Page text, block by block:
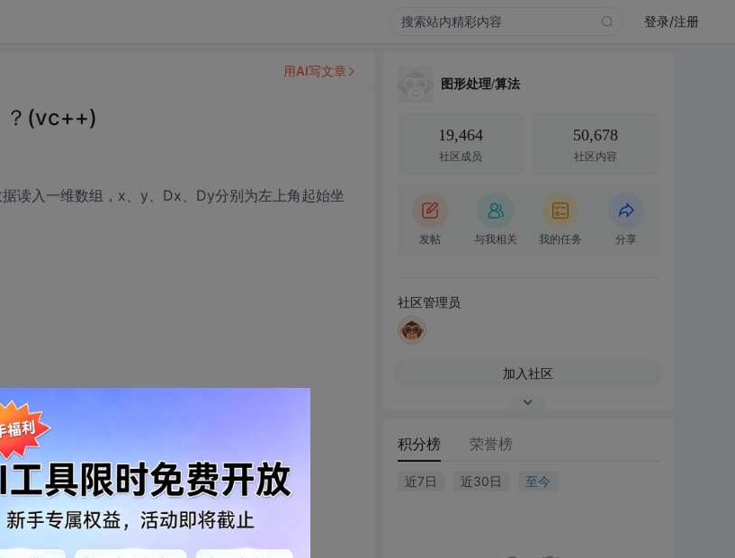
登录/注册
？(vc++)
入一维数组，x、y、Dx、Dy分别为左上角起始坐
用AI写文章
图形处理/算法
19,464
社区成员
50,678
社区内容
发帖 与我相关 我的任务 分享
社区管理员
加入社区
积分榜 荣誉榜
近7日 近30日 至今